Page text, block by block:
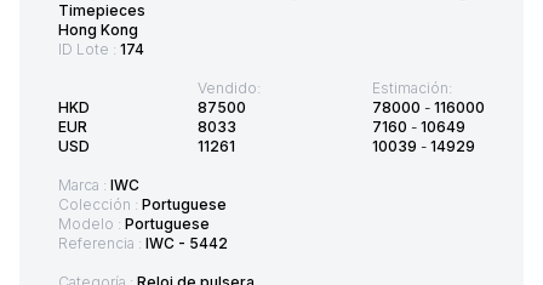
Timepieces
Hong Kong
ID Lote : 174
HKD
EUR
USD
Vendido:
87500
8033
11261
Estimación:
78000 - 116000
7160 - 10649
10039 - 14929
Marca : IWC
Colección : Portuguese
Modelo : Portuguese
Referencia : IWC - 5442